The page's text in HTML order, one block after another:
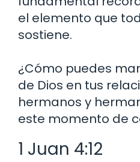
el elemento que
sostiene.
¿Cómo puedes
de Dios en tus
hermanos y
este momento de
1 Juan 4:12